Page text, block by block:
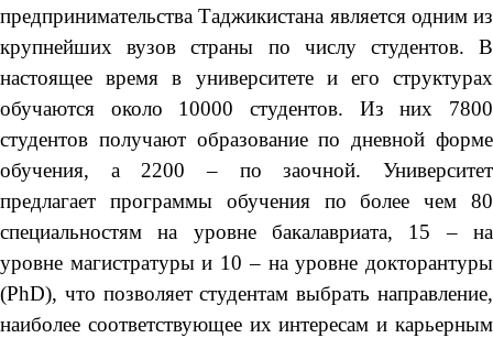
предпринимательства Таджикистана является одним из
крупнейших вузов страны по числу студентов. В
настоящее время в университете и его структурах
обучаются около 10000 студентов. Из них 7800
студентов получают образование по дневной форме
обучения, а 2200 – по заочной. Университет
предлагает программы обучения по более чем 80
специальностям на уровне бакалавриата, 15 – на
уровне магистратуры и 10 – на уровне докторантуры
(PhD), что позволяет студентам выбрать направление,
наиболее соответствующее их интересам и карьерным